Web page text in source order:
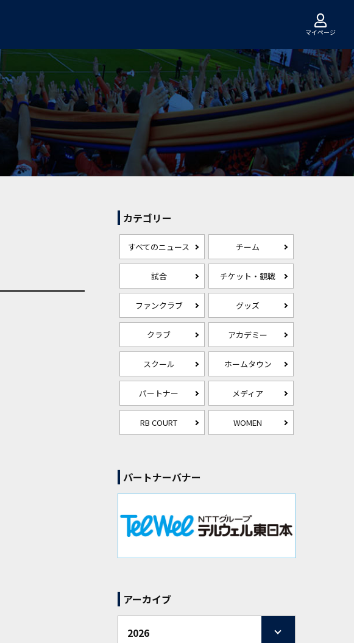
マイページ
カテゴリー
すべてのニュース チーム
試合 チケット・観戦
ファンクラブ グッズ
クラブ アカデミー
スクール ホームタウン
パートナー メディア
RB COURT WOMEN
パートナーバナー
アーカイブ
2026